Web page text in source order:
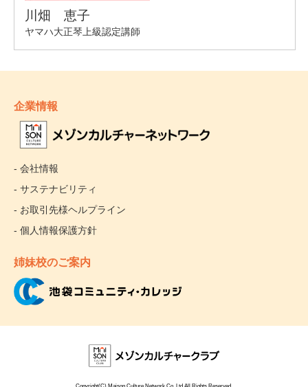
企業情報
- 会社情報
- サステナビリティ
- お取引先様ヘルプライン
- 個人情報保護方針
姉妹校のご案内
Copyright(C) Maison Culture Network Co.,Ltd.All Rights Reserved.